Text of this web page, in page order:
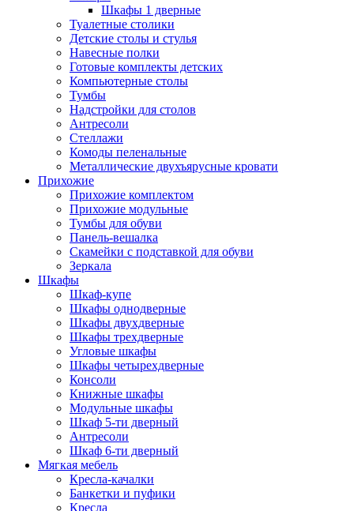
Шкафы 1 дверные
Туалетные столики
Детские столы и стулья
Навесные полки
Готовые комплекты детских
Компьютерные столы
Тумбы
Надстройки для столов
Антресоли
Стеллажи
Комоды пеленальные
Металлические двухъярусные кровати
Прихожие
Прихожие комплектом
Прихожие модульные
Тумбы для обуви
Панель-вешалка
Скамейки с подставкой для обуви
Зеркала
Шкафы
Шкаф-купе
Шкафы однодверные
Шкафы двухдверные
Шкафы трехдверные
Угловые шкафы
Шкафы четырехдверные
Консоли
Книжные шкафы
Модульные шкафы
Шкаф 5-ти дверный
Антресоли
Шкаф 6-ти дверный
Мягкая мебель
Кресла-качалки
Банкетки и пуфики
Кресла